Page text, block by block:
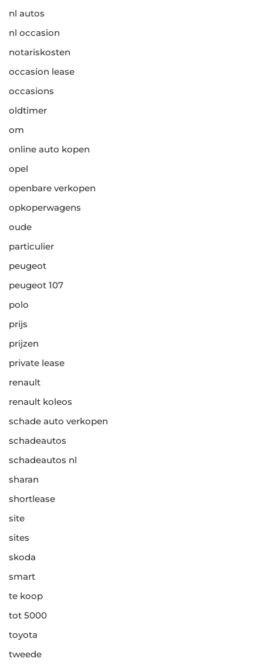
nl autos
nl occasion
notariskosten
occasion lease
occasions
oldtimer
om
online auto kopen
opel
openbare verkopen
opkoperwagens
oude
particulier
peugeot
peugeot 107
polo
prijs
prijzen
private lease
renault
renault koleos
schade auto verkopen
schadeautos
schadeautos nl
sharan
shortlease
site
sites
skoda
smart
te koop
tot 5000
toyota
tweede